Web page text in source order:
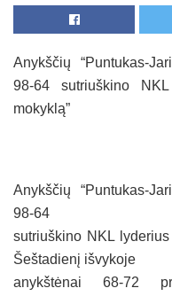
Anykščių “Puntukas-
98-64 sutriuškino NKL
mokyklą”
Anykščių “Puntukas-
98-64
sutriuškino NKL
Šeštadienį išvykoje
anykštėnai 68-72